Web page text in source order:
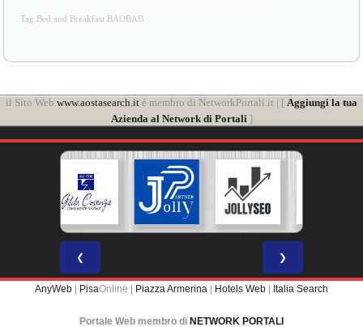
Tag Bed and Breakfast BAOBAB
il Sito Web www.aostasearch.it è membro di NetworkPortali.it | [ Aggiungi la tua
Azienda al Network di Portali ]
❮ ❯
AnyWeb | PisaOnline | Piazza Armerina | Hotels Web | Italia Search
Portale Web membro di NETWORK PORTALI